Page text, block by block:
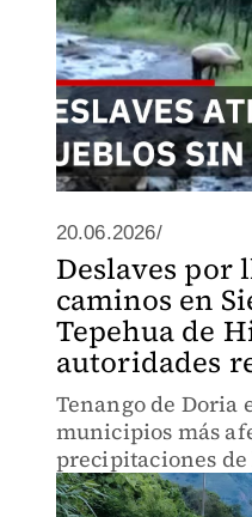
20.06.2026/
Deslaves por
caminos en
Tepehua de
autoridades
Tenango de Doria
municipios más
precipitaciones